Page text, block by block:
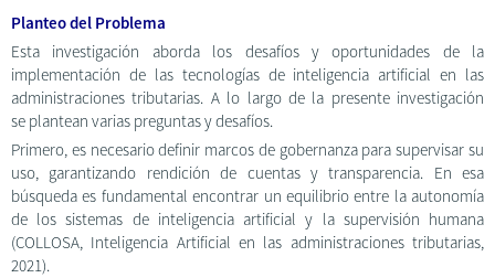
Planteo del Problema
Esta investigación aborda los desafíos y oportunidades de la
implementación de las tecnologías de inteligencia artificial en las
administraciones tributarias. A lo largo de la presente investigación
se plantean varias preguntas y desafíos.
Primero, es necesario definir marcos de gobernanza para supervisar su
uso, garantizando rendición de cuentas y transparencia. En esa
búsqueda es fundamental encontrar un equilibrio entre la autonomía
de los sistemas de inteligencia artificial y la supervisión humana
(COLLOSA, Inteligencia Artificial en las administraciones tributarias,
2021).